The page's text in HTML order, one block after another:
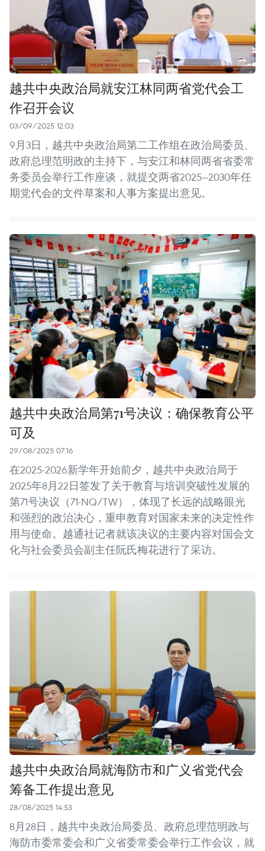
越共中央政治局就安江林同两省党代会工
作召开会议
03/09/2025 12:03
9月3日，越共中央政治局第二工作组在政治局委员、
政府总理范明政的主持下，与安江和林同两省省委常
务委员会举行工作座谈，就提交两省2025—2030年任
期党代会的文件草案和人事方案提出意见。
越共中央政治局第71号决议：确保教育公平
可及
29/08/2025 07:16
在2025-2026新学年开始前夕，越共中央政治局于
2025年8月22日签发了关于教育与培训突破性发展的
第71号决议（71-NQ/TW），体现了长远的战略眼光
和强烈的政治决心，重申教育对国家未来的决定性作
用与使命。越通社记者就该决议的主要内容对国会文
化与社会委员会副主任阮氏梅花进行了采访。
越共中央政治局就海防市和广义省党代会
筹备工作提出意见
28/08/2025 14:53
8月28日，越共中央政治局委员、政府总理范明政与
海防市委常委会和广义省委常委会举行工作会议，就